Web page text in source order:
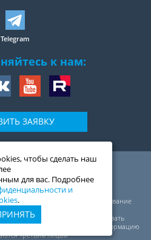
Telegram
к нам:
ЗАЯВКУ
Россия,Москва,
д. 20,
1-ый этаж
сервис», 1999—2026
полное или частичное копирование
за собой право использовать
содержат конфиденциальную информацию
третьим лицам
чтобы сделать наш
для вас. Подробнее
и
.